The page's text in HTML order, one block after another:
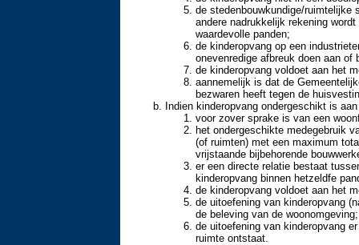
de stedenbouwkundige/ruimtelijke
andere nadrukkelijk rekening
waardevolle panden;
de kinderopvang op een
onevenredige afbreuk doen aan of
de kinderopvang voldoet aan het
aannemelijk is dat de
bezwaren heeft tegen de
Indien kinderopvang ondergeschikt is
voor zover sprake is van een
het ondergeschikte medegebruik
(of ruimten) met een maximum
vrijstaande bijbehorende
er een directe relatie bestaat
kinderopvang binnen hetzeldfe
de kinderopvang voldoet aan het
de uitoefening van kinderopvang
de beleving van de woonomgeving;
de uitoefening van kinderopvang
ruimte ontstaat.